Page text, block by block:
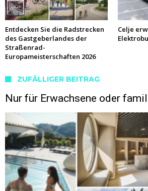
Entdecken Sie die Radstrecken
des Gastgeberlandes der
Straßenrad-
Europameisterschaften 2026
Celje
ZUFÄLLIGER BEITRAG
Nur für Erwachsene oder